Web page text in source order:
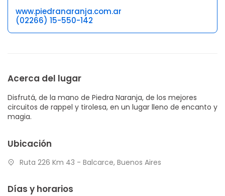
www.piedranaranja.com.ar
(02266) 15-550-142
Acerca del lugar
Disfrutá, de la mano de Piedra Naranja, de los mejores
circuitos de rappel y tirolesa, en un lugar lleno de encanto y
magia.
Ubicación
Ruta 226 Km 43 - Balcarce, Buenos Aires
Días y horarios